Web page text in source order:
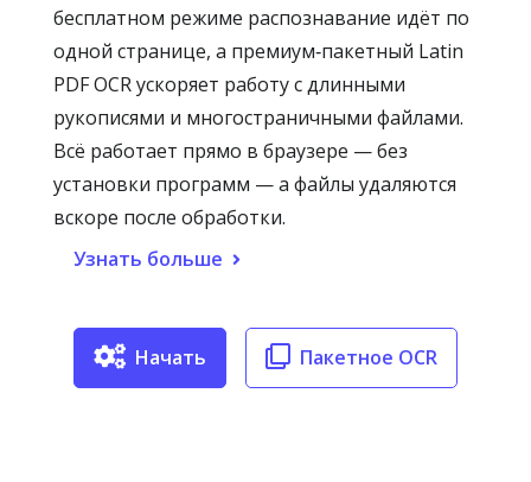
бесплатном режиме распознавание идёт по
одной странице, а премиум‑пакетный Latin
PDF OCR ускоряет работу с длинными
рукописями и многостраничными файлами.
Всё работает прямо в браузере — без
установки программ — а файлы удаляются
вскоре после обработки.
Узнать больше
Начать Пакетное OCR